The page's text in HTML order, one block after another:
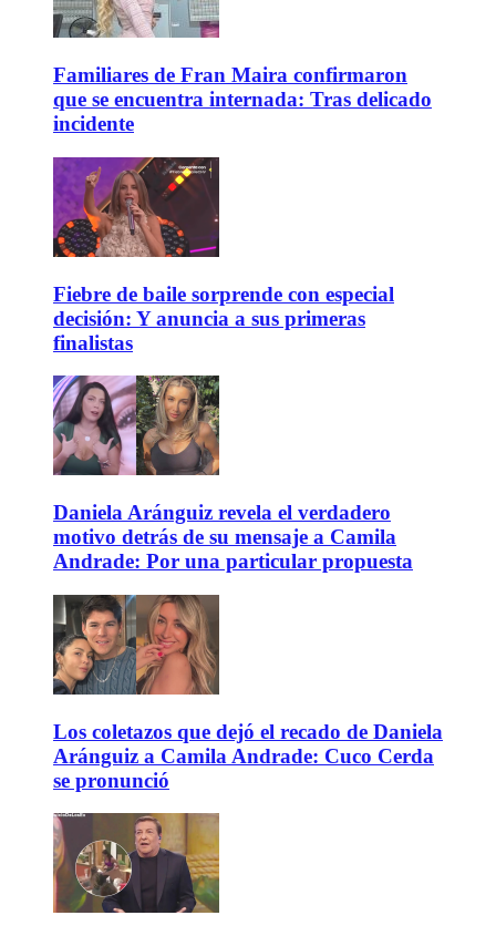
Familiares de Fran Maira confirmaron
que se encuentra internada: Tras delicado
incidente
Fiebre de baile sorprende con especial
decisión: Y anuncia a sus primeras
finalistas
Daniela Aránguiz revela el verdadero
motivo detrás de su mensaje a Camila
Andrade: Por una particular propuesta
Los coletazos que dejó el recado de Daniela
Aránguiz a Camila Andrade: Cuco Cerda
se pronunció